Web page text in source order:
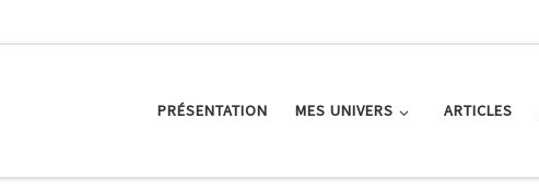
PRÉSENTATION MES UNIVERS ARTICLES